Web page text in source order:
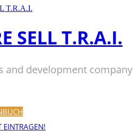
SELL T.R.A.I.
and development company
EINTRAGEN!